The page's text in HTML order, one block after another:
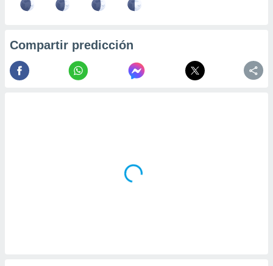
Compartir predicción